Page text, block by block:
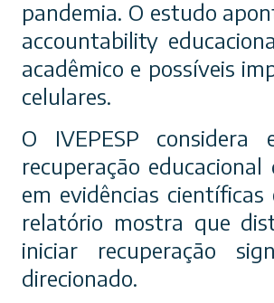
pandemia. O estudo
accountability
acadêmico e possíveis
celulares.
O IVEPESP
recuperação
em evidências
relatório mostra que
iniciar recuperação
direcionado.